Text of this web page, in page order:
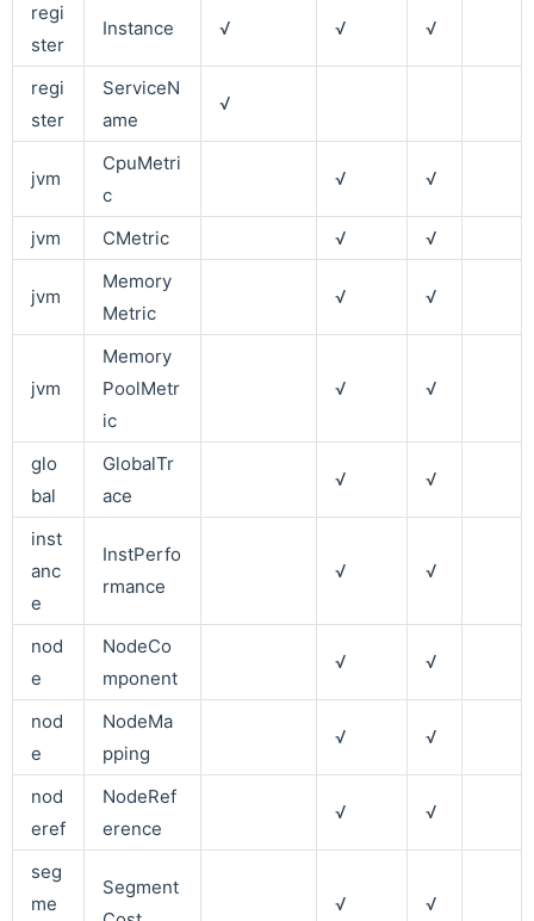
regi
ster
Instance √ √ √
regi
ster
ServiceN
ame
√
jvm
CpuMetri
c
√ √
jvm CMetric √ √
jvm
Memory
Metric
√ √
jvm
Memory
PoolMetr
ic
√ √
glo
bal
GlobalTr
ace
√ √
inst
anc
e
InstPerfo
rmance
√ √
nod
e
NodeCo
mponent
√ √
nod
e
NodeMa
pping
√ √
nod
eref
NodeRef
erence
√ √
seg
me
Segment
√ √